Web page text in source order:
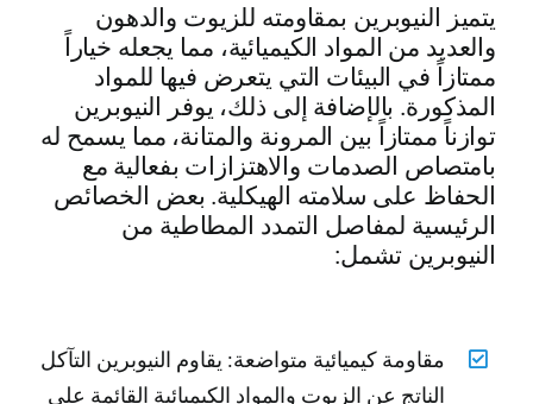
يتميز النيوبرين بمقاومته للزيوت والدهون
والعديد من المواد الكيميائية، مما يجعله خياراً
ممتازاً في البيئات التي يتعرض فيها للمواد
المذكورة. بالإضافة إلى ذلك، يوفر النيوبرين
توازناً ممتازاً بين المرونة والمتانة، مما يسمح له
بامتصاص الصدمات والاهتزازات بفعالية مع
الحفاظ على سلامته الهيكلية. بعض الخصائص
الرئيسية لمفاصل التمدد المطاطية من
النيوبرين تشمل:
مقاومة كيميائية متواضعة: يقاوم النيوبرين التآكل
الناتج عن الزيوت والمواد الكيميائية القائمة على